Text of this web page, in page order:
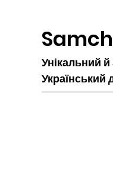
Унікальний
Український